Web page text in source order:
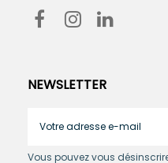
NEWSLETTER
Vous pouvez vous